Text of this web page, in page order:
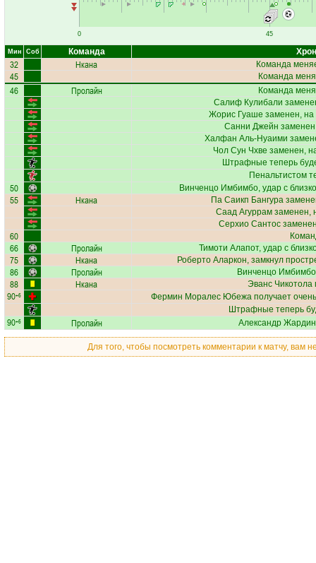
0 45
Мин Соб Команда
32 Нкана Команда
45 Команда
46 Пролайн
Команда
Салиф Кулибали
Жорис Гуаше заменен,
Санни Джейн
Халфан Аль-Нуаими
Чол Сун Чхве заменен,
Штрафные теперь
Пенальтистом
50 Винченцо Имбимбо, удар с
55 Нкана Па Саикп Бангура
Саад Агуррамзаменен,
Серхио Сантос
60
66 Пролайн Тимоти Алапот, удар с
75 Нкана Роберто Аларкон, замкнул
86 Пролайн Винченцо Имбимбо
88 Нкана Эванс Чикотола
90+6 Фермин Моралес Юбежа получает
Штрафные теперь
90+6 Пролайн Александр
Для того, чтобы посмотреть комментарии к матчу, вам